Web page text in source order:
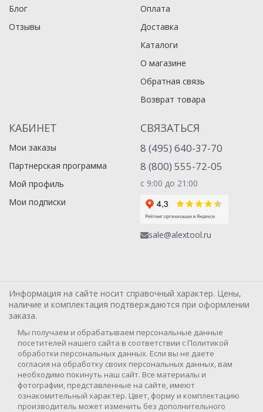
Блог
Отзывы
Оплата
Доставка
Каталоги
О магазине
Обратная связь
Возврат товара
КАБИНЕТ
Мои заказы
Партнерская программа
Мой профиль
Мои подписки
СВЯЗАТЬСЯ
8 (495) 640-37-70
8 (800) 555-72-05
с 9:00 до 21:00
sale@alextool.ru
Информация на сайте носит справочный характер. Цены,
наличие и комплектация подтверждаются при оформлении
заказа.
Мы получаем и обрабатываем персональные данные
посетителей нашего сайта в соответствии с Политикой
обработки персональных данных. Если вы не даете
согласия на обработку своих персональных данных, вам
необходимо покинуть наш сайт. Все материалы и
фотографии, представленные на сайте, имеют
ознакомительный характер. Цвет, форму и комплектацию
производитель может изменить без дополнительного